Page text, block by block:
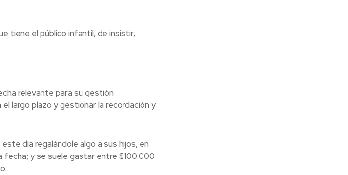
tiene el público infantil, de insistir,
relevante para su gestión
largo plazo y gestionar la recordación y
día regalándole algo a sus hijos, en
y se suele gastar entre $100.000